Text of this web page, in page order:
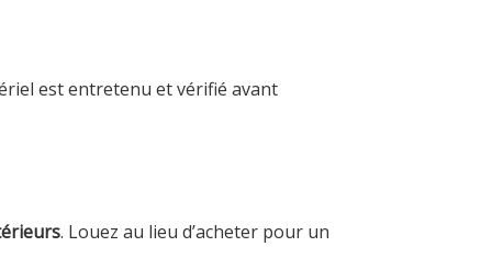
est entretenu et vérifié avant
. Louez au lieu d’acheter pour un